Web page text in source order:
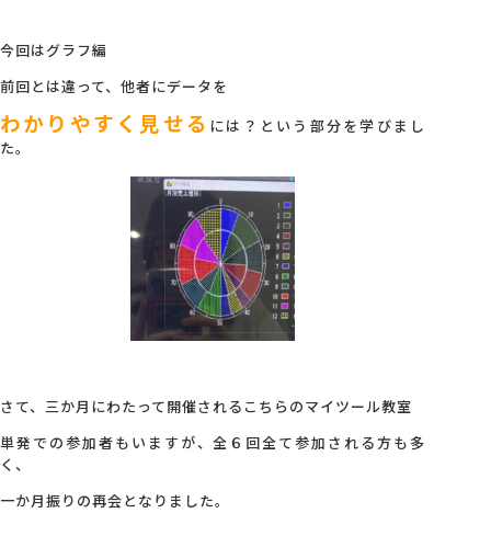
採用情報
お問い合わせ
今回はグラフ編
前回とは違って、他者にデータを
わかりやすく見せる には？という部分を学びまし
た。
さて、三か月にわたって開催されるこちらのマイツール教室
単発での参加者もいますが、全６回全て参加される方も多
く、
一か月振りの再会となりました。